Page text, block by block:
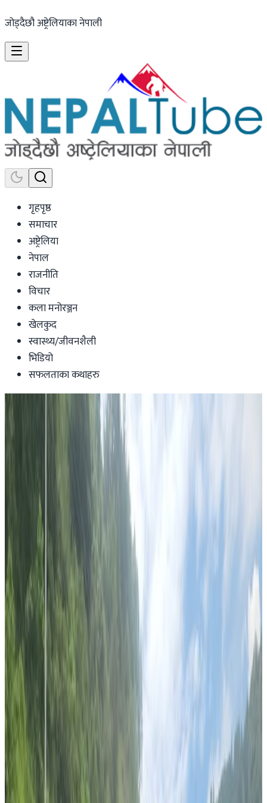
जोड्दैछौ अष्ट्रेलियाका नेपाली
गृहपृष्ठ
समाचार
अष्ट्रेलिया
नेपाल
राजनीति
विचार
कला मनोरञ्जन
खेलकुद
स्वास्थ्य/जीवनशैली
भिडियो
सफलताका कथाहरु
News
अष्ट्रेलियामा नर्सिङ पढ्ने एक हजार विद्यार्थीको
भविष्य अन्यौल । छानविन गर्न दुतावासको
आग्रह ।
Nepaltube Australia |